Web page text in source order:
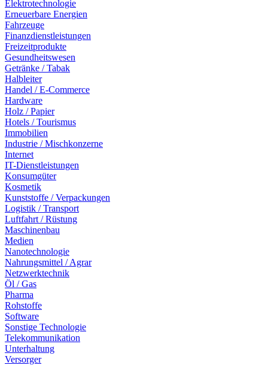
Elektrotechnologie
Erneuerbare Energien
Fahrzeuge
Finanzdienstleistungen
Freizeitprodukte
Gesundheitswesen
Getränke / Tabak
Halbleiter
Handel / E-Commerce
Hardware
Holz / Papier
Hotels / Tourismus
Immobilien
Industrie / Mischkonzerne
Internet
IT-Dienstleistungen
Konsumgüter
Kosmetik
Kunststoffe / Verpackungen
Logistik / Transport
Luftfahrt / Rüstung
Maschinenbau
Medien
Nanotechnologie
Nahrungsmittel / Agrar
Netzwerktechnik
Öl / Gas
Pharma
Rohstoffe
Software
Sonstige Technologie
Telekommunikation
Unterhaltung
Versorger